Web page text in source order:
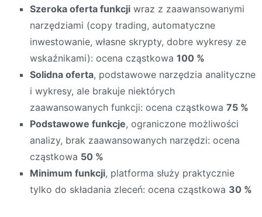
Szeroka oferta funkcji wraz z zaawansowanymi
narzędziami (copy trading, automatyczne
inwestowanie, własne skrypty, dobre wykresy ze
wskaźnikami): ocena cząstkowa 100 %
Solidna oferta, podstawowe narzędzia analityczne
i wykresy, ale brakuje niektórych
zaawansowanych funkcji: ocena cząstkowa 75 %
Podstawowe funkcje, ograniczone możliwości
analizy, brak zaawansowanych narzędzi: ocena
cząstkowa 50 %
Minimum funkcji, platforma służy praktycznie
tylko do składania zleceń: ocena cząstkowa 30 %